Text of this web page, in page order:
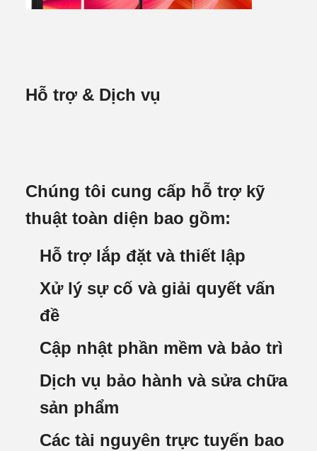
Hỗ trợ & Dịch vụ
Chúng tôi cung cấp hỗ trợ kỹ
thuật toàn diện bao gồm:
Hỗ trợ lắp đặt và thiết lập
Xử lý sự cố và giải quyết vấn
đề
Cập nhật phần mềm và bảo trì
Dịch vụ bảo hành và sửa chữa
sản phẩm
Các tài nguyên trực tuyến bao